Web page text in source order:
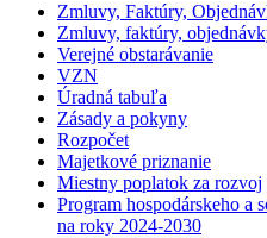
Zmluvy, Faktúry,
Zmluvy, faktúry,
Verejné obstarávanie
VZN
Úradná tabuľa
Zásady a pokyny
Rozpočet
Majetkové priznanie
Miestny poplatok za rozvoj
Program hospodárskeho a
na roky 2024-2030